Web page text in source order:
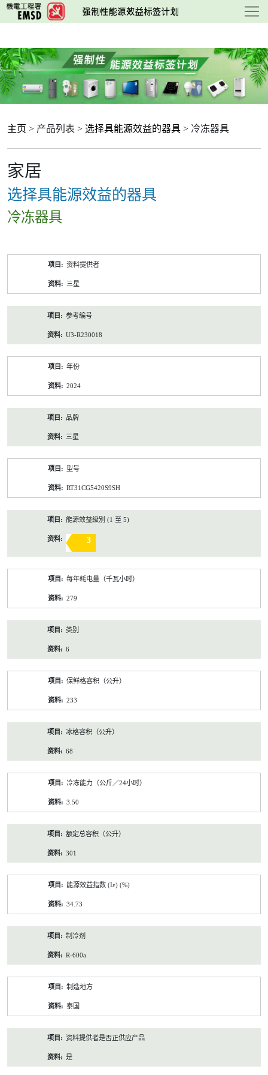
跳
至
要
内
容
主页 > 产品列表 > 选择具能源效益的器具 > 冷冻器具
家居
选择具能源效益的器具
冷冻器具
资料提供者
三星
参考编号
U3-R230018
年份
2024
品牌
三星
型号
RT31CG5420S9SH
能源效益級別 (1 至 5)
3
每年耗电量（千瓦小时）
279
类别
6
保鲜格容积（公升）
233
冰格容积（公升）
68
冷冻能力（公斤／24小时）
3.50
额定总容积（公升）
301
能源效益指数 (Iε) (%)
34.73
制冷剂
R-600a
制造地方
泰国
资料提供者是否正供应产品
是